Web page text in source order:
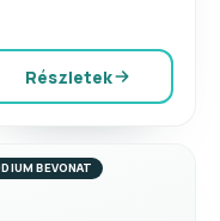
Részletek
BEVONAT